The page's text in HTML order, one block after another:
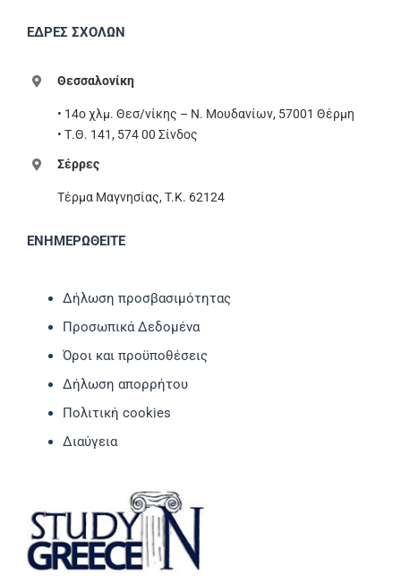
ΕΔΡΕΣ ΣΧΟΛΩΝ
Θεσσαλονίκη
• 14ο χλμ. Θεσ/νίκης – Ν. Μουδανίων, 57001 Θέρμη
• Τ.Θ. 141, 574 00 Σίνδος
Σέρρες
Τέρμα Μαγνησίας, T.K. 62124
ΕΝΗΜΕΡΩΘΕΙΤΕ
Δήλωση προσβασιμότητας
Προσωπικά Δεδομένα
Όροι και προϋποθέσεις
Δήλωση απορρήτου
Πολιτική cookies
Διαύγεια